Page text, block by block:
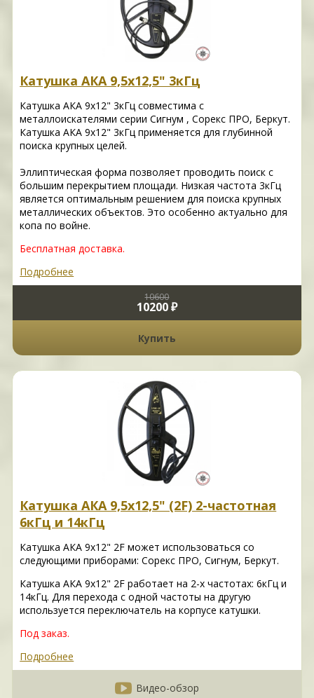
Катушка АКА 9,5х12,5" 3кГц
Катушка АКА 9х12" 3кГц совместима с
металлоискателями серии Сигнум , Сорекс ПРО, Беркут.
Катушка АКА 9х12" 3кГц применяется для глубинной
поиска крупных целей.
Эллиптическая форма позволяет проводить поиск с
большим перекрытием площади. Низкая частота 3кГц
является оптимальным решением для поиска крупных
металлических объектов. Это особенно актуально для
копа по войне.
Бесплатная доставка.
Подробнее
10600
10200 ₽
Купить
Катушка АКА 9,5х12,5" (2F) 2-частотная
6кГц и 14кГц
Катушка АКА 9х12" 2F может использоваться со
следующими приборами: Сорекс ПРО, Сигнум, Беркут.
Катушка АКА 9х12" 2F работает на 2-х частотах: 6кГц и
14кГц. Для перехода с одной частоты на другую
используется переключатель на корпусе катушки.
Под заказ.
Подробнее
Видео-обзор